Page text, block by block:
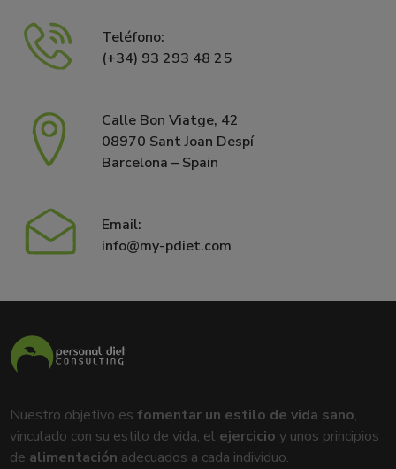
Teléfono:
(+34) 93 293 48 25
Calle Bon Viatge, 42
08970 Sant Joan Despí
Barcelona – Spain
Email:
info@my-pdiet.com
Nuestro objetivo esfomentar un estilo de vida sano,
vinculado con su estilo de vida, el ejercicio y unos principios
de alimentación adecuados a cada individuo.